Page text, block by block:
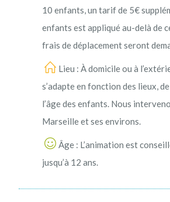
10 enfants, un tarif de 5€
enfants est appliqué au-delà de
frais de déplacement seront
Lieu : À domicile ou à
s’adapte en fonction des lieux,
l’âge des enfants. Nous
Marseille et ses environs.
Âge : L’animation est
jusqu’à 12 ans.